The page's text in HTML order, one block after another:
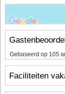
Gebaseerd op 105
Faciliteiten